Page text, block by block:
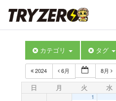
カテゴリ タグ
2024 6月 8月
日 月 火 水
1